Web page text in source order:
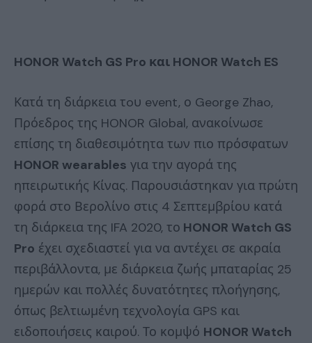
HONOR Watch GS Pro και HONOR Watch ES
Κατά τη διάρκεια τoυ event, ο George Zhao,
Πρόεδρος της HONOR Global, ανακοίνωσε
επίσης τη διαθεσιμότητα των πιο πρόσφατων
HONOR wearables για την αγορά της
ηπειρωτικής Κίνας. Παρουσιάστηκαν για πρώτη
φορά στο Βερολίνο στις 4 Σεπτεμβρίου κατά
τη διάρκεια της IFA 2020, το HONOR Watch GS
Pro έχει σχεδιαστεί για να αντέχει σε ακραία
περιβάλλοντα, με διάρκεια ζωής μπαταρίας 25
ημερών και πολλές δυνατότητες πλοήγησης,
όπως βελτιωμένη τεχνολογία GPS και
ειδοποιήσεις καιρού. Το κομψό HONOR Watch